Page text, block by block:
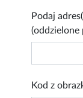
Podaj
(oddzielone
Kod z